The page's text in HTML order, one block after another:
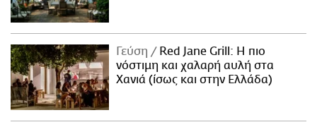
Γεύση
Red Jane Grill: Η πιο
νόστιμη και χαλαρή αυλή στα
Χανιά (ίσως και στην Ελλάδα)